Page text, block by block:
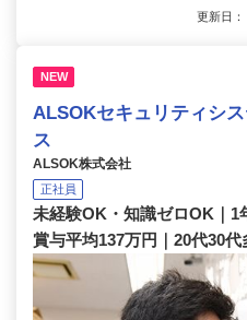
更新日
NEW
ALSOKセキュリティシ
ス
ALSOK株式会社
正社員
未経験OK・知識ゼロOK｜1
賞与平均137万円｜20代30代